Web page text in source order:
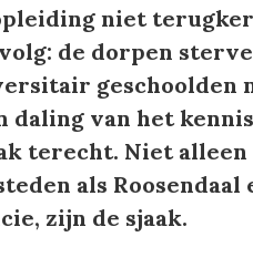
niet
de dorpen
geschoolden
daling van het
terecht. Niet
als Roosendaal
zijn de sjaak.